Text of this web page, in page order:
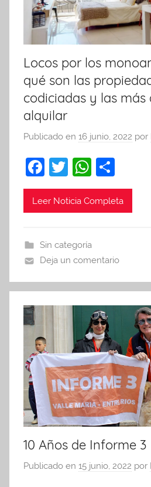
Locos por los
qué son las
codiciadas y las más
alquilar
Publicado en 16 junio, 2022 por
F
a
c
b
o
o
k
T
w
itt
W
h
at
A
p
p
o
m
tir
Leer Noticia Completa
Sin categoría
Deja un comentario
10 Años de Informe 3
Publicado en 15 junio, 2022 por